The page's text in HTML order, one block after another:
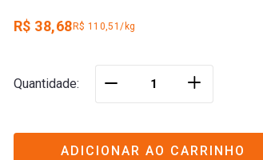
R$ 38,68R$ 110,51/kg
Quantidade ＋
ADICIONAR AO CARRINHO